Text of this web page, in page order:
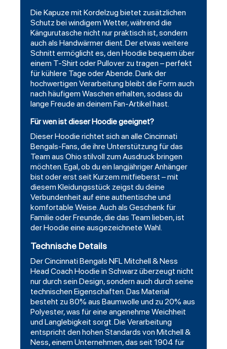
Die Kapuze mit Kordelzug bietet zusätzlichen
Schutz bei windigem Wetter, während die
Kängurutasche nicht nur praktisch ist, sondern
auch als Handwärmer dient. Der etwas weitere
Schnitt ermöglicht es, den Hoodie bequem über
einem T-Shirt oder Pullover zu tragen – perfekt
für kühlere Tage oder Abende. Dank der
hochwertigen Verarbeitung bleibt die Form auch
nach häufigem Waschen erhalten, sodass du
lange Freude an deinem Fan-Artikel hast.
Für wen ist dieser Hoodie geeignet?
Dieser Hoodie richtet sich an alle Cincinnati
Bengals-Fans, die ihre Unterstützung für das
Team aus Ohio stilvoll zum Ausdruck bringen
möchten. Egal, ob du ein langjähriger Anhänger
bist oder erst seit Kurzem mitfieberst – mit
diesem Kleidungsstück zeigst du deine
Verbundenheit auf eine authentische und
komfortable Weise. Auch als Geschenk für
Familie oder Freunde, die das Team lieben, ist
der Hoodie eine ausgezeichnete Wahl.
Technische Details
Der Cincinnati Bengals NFL Mitchell & Ness
Head Coach Hoodie in Schwarz überzeugt nicht
nur durch sein Design, sondern auch durch seine
technischen Eigenschaften. Das Material
besteht zu 80% aus Baumwolle und zu 20% aus
Polyester, was für eine angenehme Weichheit
und Langlebigkeit sorgt. Die Verarbeitung
entspricht den hohen Standards von Mitchell &
Ness, einem Unternehmen, das seit 1904 für